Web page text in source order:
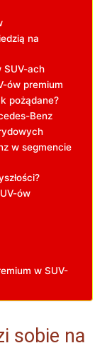
na
SUV-ach
ów premium
pożądane?
Benz
w segmencie
ów
w SUV-
sobie na